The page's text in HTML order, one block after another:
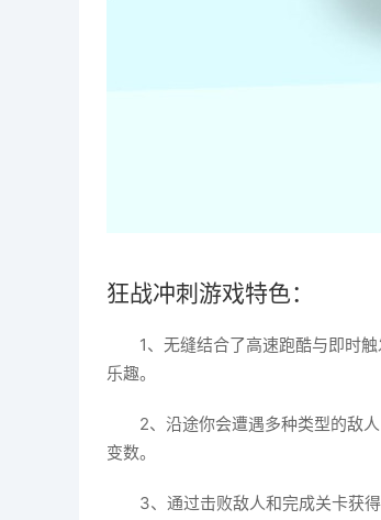
狂战冲刺游戏特色：
1、无缝结合了高速跑酷与即时
乐趣。
2、沿途你会遭遇多种类型的敌
变数。
3、通过击败敌人和完成关卡获